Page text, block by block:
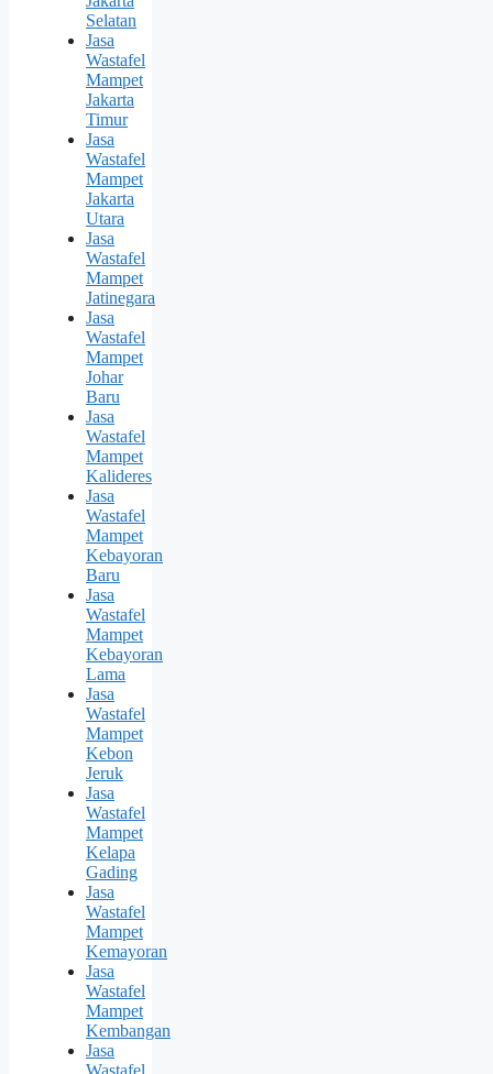
Selatan
Jasa
Wastafel
Mampet
Jakarta
Timur
Jasa
Wastafel
Mampet
Jakarta
Utara
Jasa
Wastafel
Mampet
Jatinegara
Jasa
Wastafel
Mampet
Johar
Baru
Jasa
Wastafel
Mampet
Kalideres
Jasa
Wastafel
Mampet
Kebayoran
Baru
Jasa
Wastafel
Mampet
Kebayoran
Lama
Jasa
Wastafel
Mampet
Kebon
Jeruk
Jasa
Wastafel
Mampet
Kelapa
Gading
Jasa
Wastafel
Mampet
Kemayoran
Jasa
Wastafel
Mampet
Kembangan
Jasa